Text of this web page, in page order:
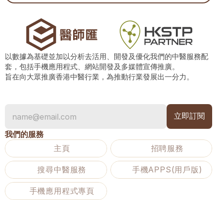
以數據為基礎並加以分析去活用、開發及優化我們的中醫服務配
套，包括手機應用程式、網站開發及多媒體宣傳推廣。
旨在向大眾推廣香港中醫行業，為推動行業發展出一分力。
我們的服務
主頁
招聘服務
搜尋中醫服務 手機APPS(用戶版)
手機應用程式專頁